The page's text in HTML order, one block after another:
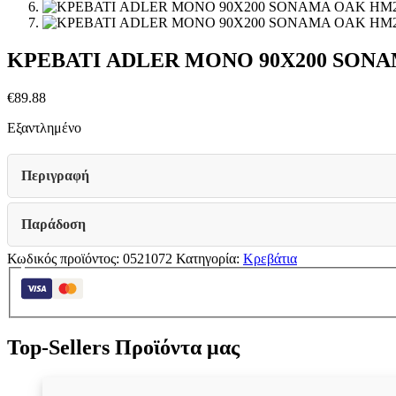
ΚΡΕΒΑΤΙ ADLER ΜΟΝΟ 90X200
€89.88
Εξαντλημένο
Περιγραφή
Παράδοση
Κωδικός προϊόντος: 0521072 Κατηγορία: Κρεβάτια
Top-Sellers Προϊόντα μας